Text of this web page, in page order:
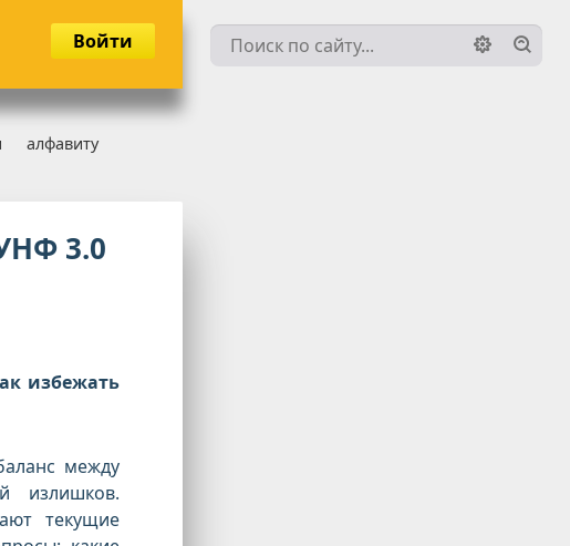
Войти
алфавиту
3.0
избежать
между
излишков.
текущие